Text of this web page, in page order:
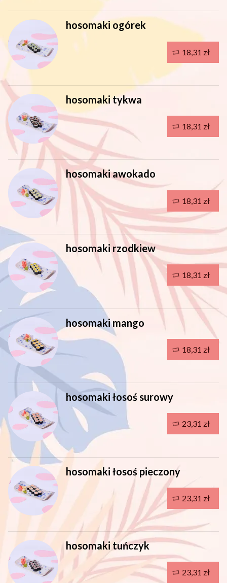
hosomaki ogórek
hosomaki tykwa
hosomaki awokado
hosomaki rzodkiew
hosomaki mango
hosomaki łosoś surowy
hosomaki łosoś pieczony
hosomaki tuńczyk